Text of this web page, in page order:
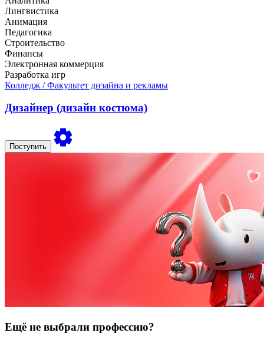
Лингвистика
Анимация
Педагогика
Строительство
Финансы
Электронная коммерция
Разработка игр
Колледж / Факультет дизайна и рекламы
Дизайнер (дизайн костюма)
Поступить
Ещё не выбрали профессию?